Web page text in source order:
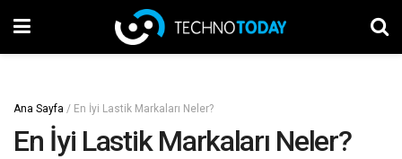
Ana Sayfa / En İyi Lastik Markaları Neler?
En İyi Lastik Markaları Neler?